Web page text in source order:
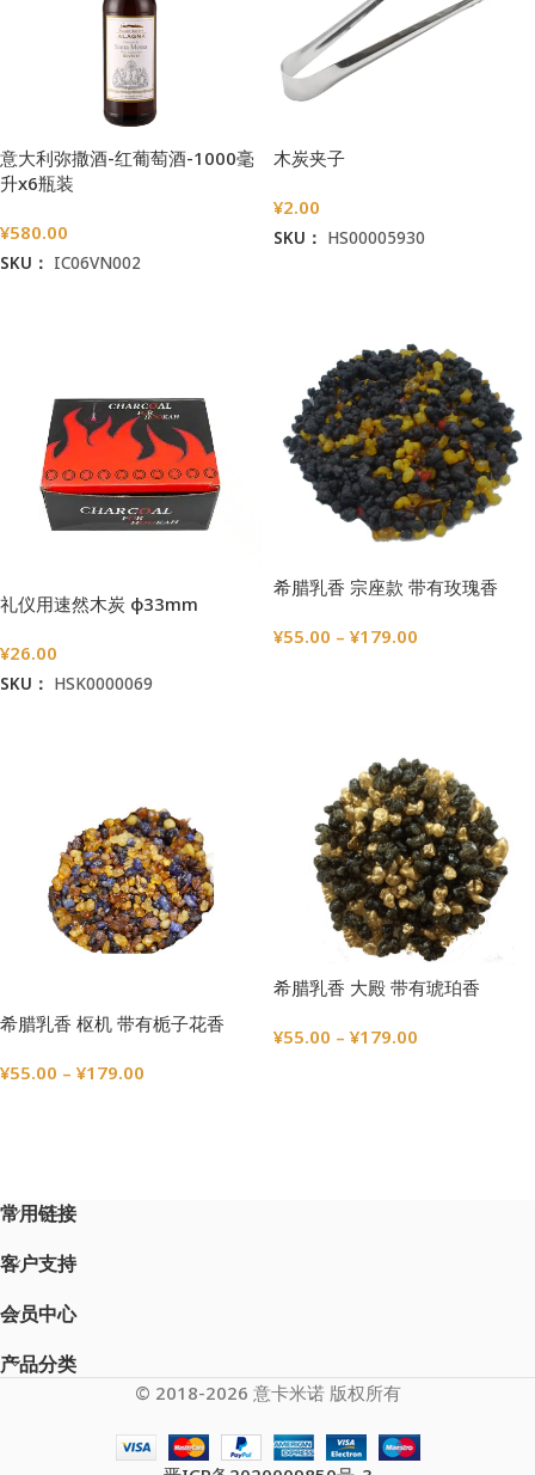
意大利弥撒酒-红葡萄酒-1000毫
升x6瓶装
¥580.00
SKU： IC06VN002
木炭夹子
¥2.00
SKU： HS00005930
礼仪用速然木炭 φ33mm
¥26.00
SKU： HSK0000069
希腊乳香 宗座款 带有玫瑰香
¥55.00 – ¥179.00
希腊乳香 枢机 带有栀子花香
¥55.00 – ¥179.00
希腊乳香 大殿 带有琥珀香
¥55.00 – ¥179.00
常用链接
客户支持
会员中心
产品分类
© 2018-2026 意卡米诺 版权所有